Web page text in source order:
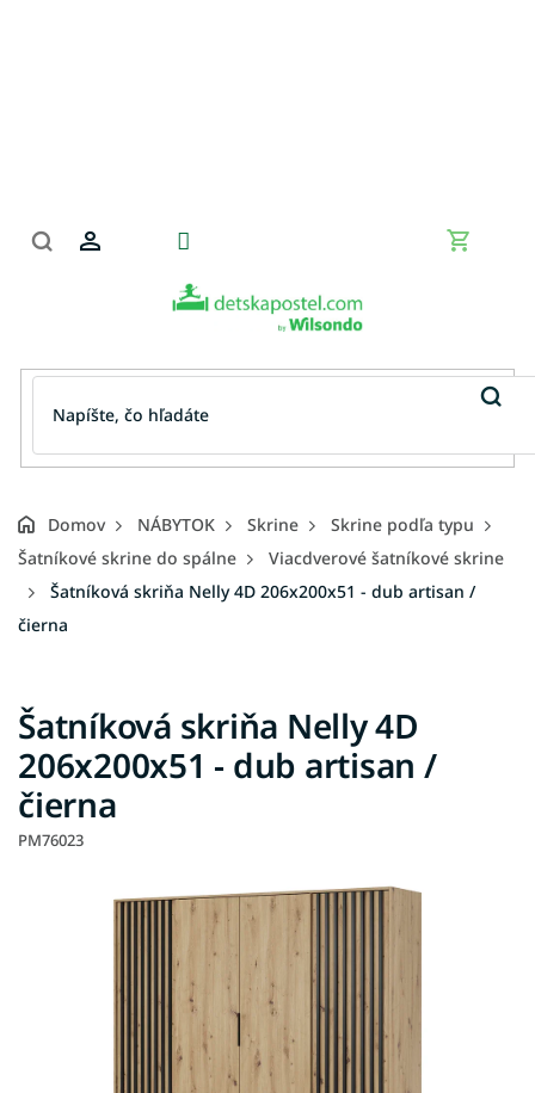
Domov NÁBYTOK Skrine
Skrine podľa typu
Šatníkové skrine do spálne
Viacdverové šatníkové skrine
Šatníková skriňa Nelly 4D 206x200x51 - dub artisan /
čierna
Šatníková skriňa Nelly 4D
206x200x51 - dub artisan /
čierna
PM76023